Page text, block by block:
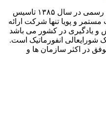
مجموعه دانش بنیان ایده به صورت رسمی در سال ۱۳۸۵ تاسیس
تنها شرکت ارائه
در کشور می باشد
انفورماتیک است.
سازمان ها و